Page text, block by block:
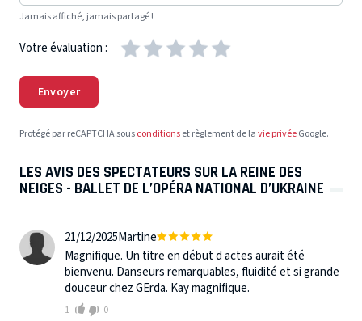
Jamais affiché, jamais partagé !
Votre évaluation :
Envoyer
Protégé par reCAPTCHA sousconditionset règlement de lavie privéeGoogle.
LES AVIS DES SPECTATEURS SUR LA REINE DES
NEIGES - BALLET DE L’OPÉRA NATIONAL D’UKRAINE
21/12/2025Martine
Magnifique. Un titre en début d actes aurait été
bienvenu. Danseurs remarquables, fluidité et si grande
douceur chez GErda. Kay magnifique.
1
0